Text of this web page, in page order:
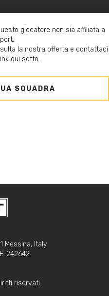
giocatore non sia affiliata a
la nostra offerta e contattaci
qui sotto.
SQUADRA
Messina, Italy
242642
riservati.